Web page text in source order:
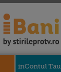
inContul Tau